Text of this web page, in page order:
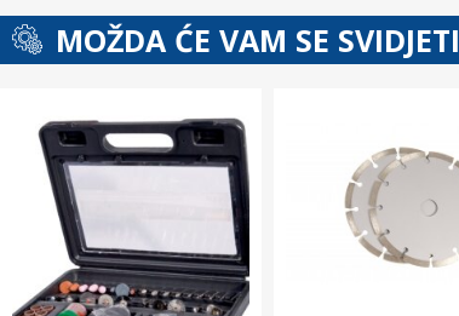
MOŽDA ĆE VAM SE SVIDJETI